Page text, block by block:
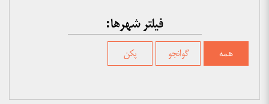
فیلتر شهرها:
همه گوانجو پکن